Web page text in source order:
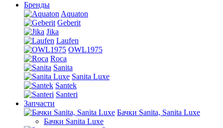
Бренды
Aquaton
Geberit
Jika
Laufen
OWL1975
Roca
Sanita
Sanita Luxe
Santek
Santeri
Запчасти
Бачки Sanita, Sanita Luxe
Бачки Sanita Luxe